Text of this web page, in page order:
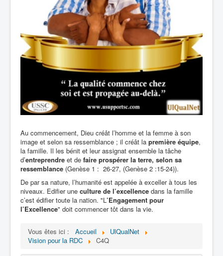
Au commencement, Dieu créât l’homme et la femme à son
image et selon sa ressemblance ; il créât la première équipe,
la famille. Il les bénit et leur assignat ensemble la tâche
d’entreprendre et de faire prospérer la terre, selon sa
ressemblance (Genèse 1 : 26-27, (Genèse 2 :15-24)).
De par sa nature, l’humanité est appelée à exceller à tous les
niveaux. Edifier une culture de l’excellence dans la famille
c’est édifier toute la nation. "L ’Engagement pour
l’Excellence" doit commencer tôt dans la vie.
Vous êtes ici : Accueil
UlQualNet
Vision pour la RDC
C4Q